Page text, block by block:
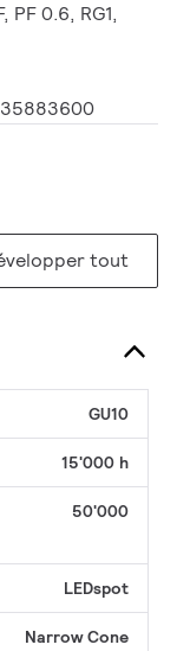
PF 0.6, RG1,
tout
GU10
15'000 h
50'000
LEDspot
Narrow Cone